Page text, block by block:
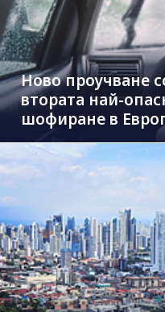
Ново проучване
втората най-
шофиране в